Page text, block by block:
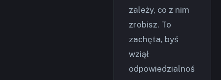
zależy, co z nim
zrobisz. To
zachęta, byś
wziął
odpowiedzialnoś